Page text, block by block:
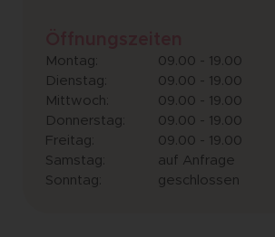
Montag:
09.00 - 19.00
Dienstag:
09.00 - 19.00
Mittwoch:
09.00 - 19.00
Donnerstag:
09.00 - 19.00
Freitag:
09.00 - 19.00
Samstag:
auf Anfrage
Sonntag:
geschlossen